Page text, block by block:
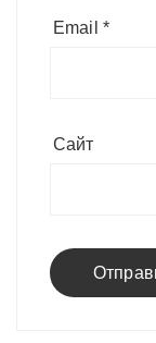
Email *
Сайт